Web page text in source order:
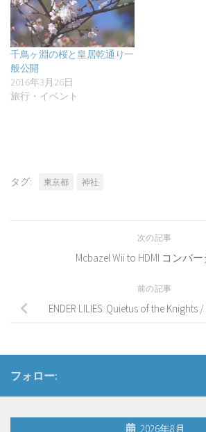
千鳥ヶ淵の桜と皇居乾通り一
般公開
2016年3月26日
旅行・イベント
タグ: 東京都 神社
次の記事
Mcbazel Wii to HDMI コンバ
前の記事
ENDER LILIES: Quietus of the Knights
フォロー:
2026年8月